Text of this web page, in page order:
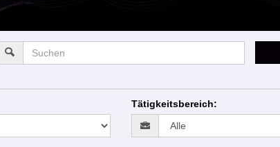
Tätigkeitsbereich: